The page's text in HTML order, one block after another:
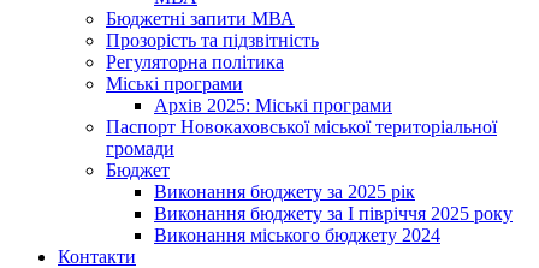
Бюджетні запити МВА
Прозорість та підзвітність
Регуляторна політика
Міські програми
Архів 2025: Міські програми
Паспорт Новокаховської міської територіальної
громади
Бюджет
Виконання бюджету за 2025 рік
Виконання бюджету за І півріччя 2025 року
Виконання міського бюджету 2024
Контакти